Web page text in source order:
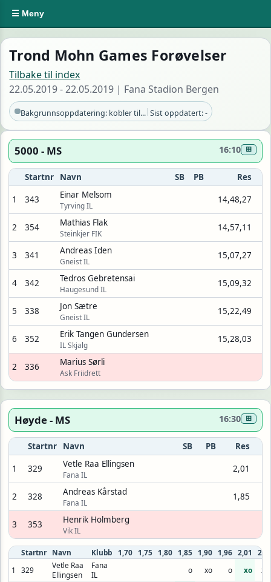
☰ Meny
Trond Mohn Games Forøvelser
Tilbake til index
22.05.2019 - 22.05.2019 | Fana Stadion Bergen
Bakgrunnsoppdatering: kobler til...|Sist oppdatert: -
5000 - MS 16:10 ⊞
Startnr Navn SB PB Res
1 343 Einar Melsom
Tyrving IL
14,48,27
2 354 Mathias Flak
Steinkjer FIK
14,57,11
3 341 Andreas Iden
Gneist IL
15,07,27
4 342 Tedros Gebretensai
Haugesund IL
15,09,32
5 338 Jon Sætre
Gneist IL
15,22,49
6 352 Erik Tangen Gundersen
IL Skjalg
15,28,03
2 336 Marius Sørli
Ask Friidrett
Høyde - MS 16:30 ⊞
Startnr Navn SB PB Res
1 329 Vetle Raa Ellingsen
Fana IL
2,01
2 328 Andreas Kårstad
Fana IL
1,85
3 353 Henrik Holmberg
Vik IL
Startnr Navn Klubb 1,70 1,75 1,80 1,85 1,90 1,96 2,01
1
329
Vetle Raa
Ellingsen
Fana
IL
o xo o xo